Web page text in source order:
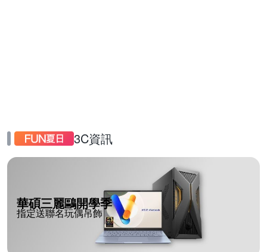
3C資訊
華碩三麗鷗開學季
指定送聯名玩偶吊飾